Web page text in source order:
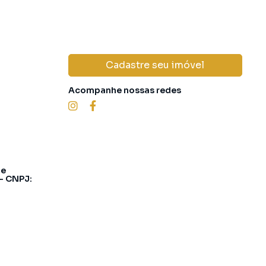
CNPJ:
Cadastre seu imóvel
Acompanhe nossas redes